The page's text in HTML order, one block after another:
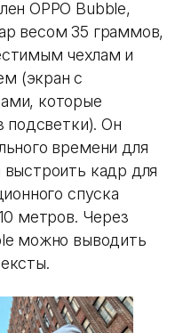
OPPO Bubble,
весом 35 граммов,
чехлам и
(экран с
которые
подсветки). Он
времени для
кадр для
спуска
метров. Через
можно выводить